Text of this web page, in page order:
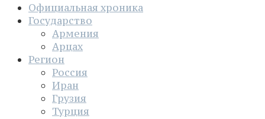
Официальная хроника
Государство
Армения
Арцах
Регион
Россия
Иран
Грузия
Турция